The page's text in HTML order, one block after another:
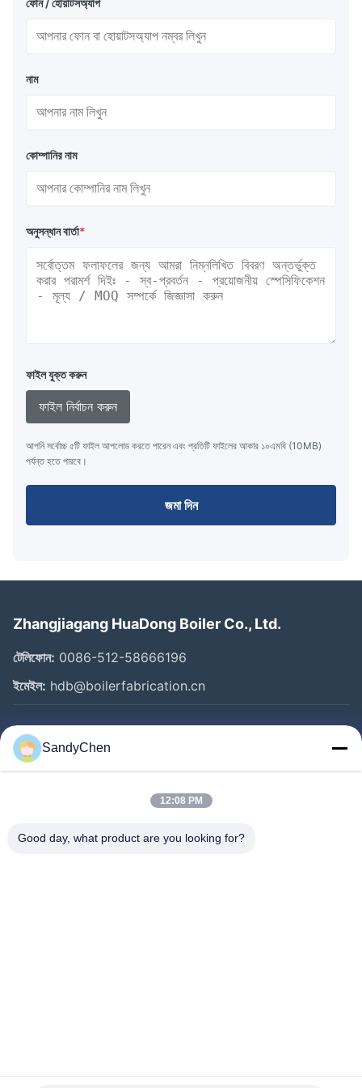
নাম
কোম্পানির নাম
অনুসন্ধান বার্তা*
ফাইল যুক্ত করুন
ফাইল নির্বাচন করুন
আপনি সর্বোচ্চ ৫টি ফাইল আপলোড করতে পারেন এবং প্রতিটি ফাইলের আকার ১০এমবি (10MB)
পর্যন্ত হতে পারবে।
জমা দিন
Zhangjiagang HuaDong Boiler Co., Ltd.
টেলিফোন: 0086-512-58666196
ইমেইল: hdb@boilerfabrication.cn
গুরুত্বপূর্ণ সংযোগ
বাড়ি
ভিডিও
SandyChen
12:08 PM
Good day, what product are you looking for?